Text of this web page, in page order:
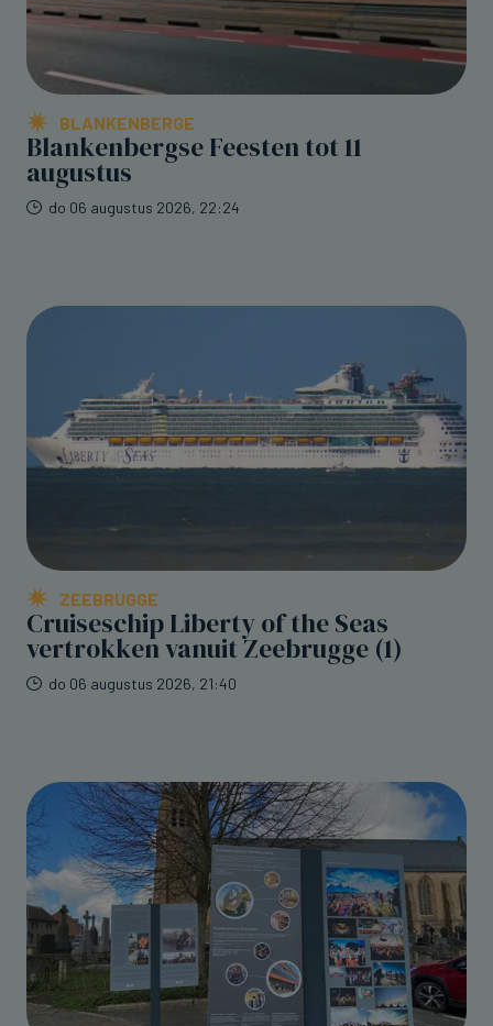
BLANKENBERGE
Blankenbergse Feesten tot 11
augustus
do 06 augustus 2026, 22:24
ZEEBRUGGE
Cruiseschip Liberty of the Seas
vertrokken vanuit Zeebrugge (1)
do 06 augustus 2026, 21:40